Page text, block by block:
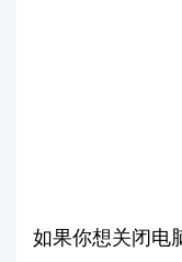
如果你想关闭电